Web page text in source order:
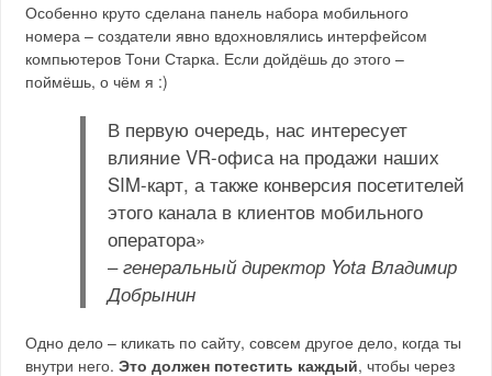
Особенно круто сделана панель набора мобильного
номера – создатели явно вдохновлялись интерфейсом
компьютеров Тони Старка. Если дойдёшь до этого –
поймёшь, о чём я :)
В первую очередь, нас интересует
влияние VR-офиса на продажи наших
SIM-карт, а также конверсия посетителей
этого канала в клиентов мобильного
оператора»
–генеральный директор Yota Владимир
Добрынин
Одно дело – кликать по сайту, совсем другое дело, когда ты
внутри него.Это должен потестить каждый, чтобы через